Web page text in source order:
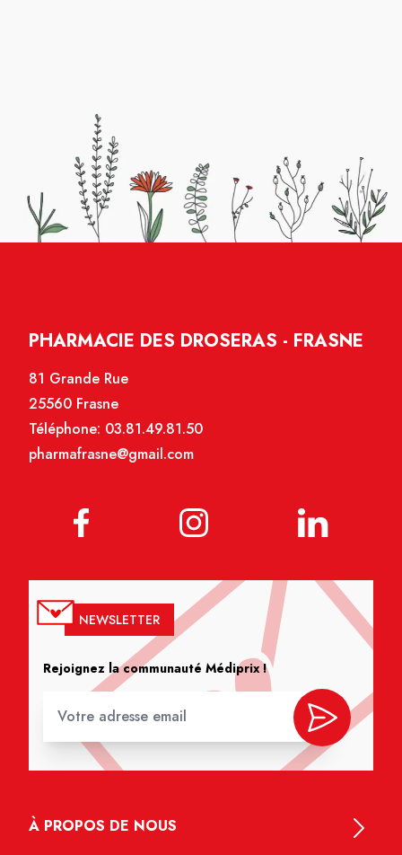
PHARMACIE DES DROSERAS - FRASNE
81 Grande Rue
25560 Frasne
Téléphone: 03.81.49.81.50
pharmafrasne@gmail.com
NEWSLETTER
Rejoignez la communauté Médiprix !
À PROPOS DE NOUS